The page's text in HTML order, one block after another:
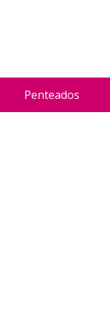
Penteados